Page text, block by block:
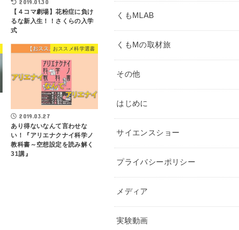
2019.01.30
【４コマ劇場】花粉症に負け
るな新入生！！さくらの入学
式
おススメ科学選書
2019.03.27
あり得ないなんて言わせな
い！『アリエナクナイ科学ノ
教科書～空想設定を読み解く
31講』
くもMLAB
くもMの取材旅
その他
はじめに
サイエンスショー
プライバシーポリシー
メディア
実験動画